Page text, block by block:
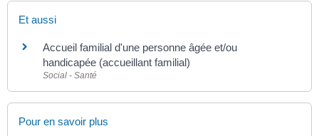
Et aussi
Accueil familial d'une personne âgée et/ou
handicapée (accueillant familial)
Social - Santé
Pour en savoir plus